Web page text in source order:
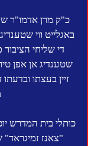
כ"ק מרן אדמו"ר
באגלייט ווי
די שליחי
שטענדיג אן אפן
זיין בעצתו
כותלי בית המדרש
"צאנז זמיגראד"